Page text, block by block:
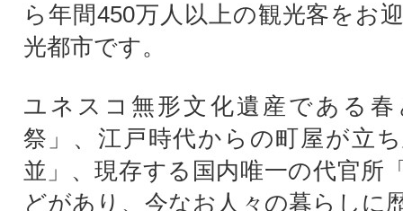
ら年間450万人以上の観光客をお
光都市です。
ユネスコ無形文化遺産である春
祭」、江戸時代からの町屋が立
並」、現存する国内唯一の代官所
どがあり、今なお人々の暮らしに